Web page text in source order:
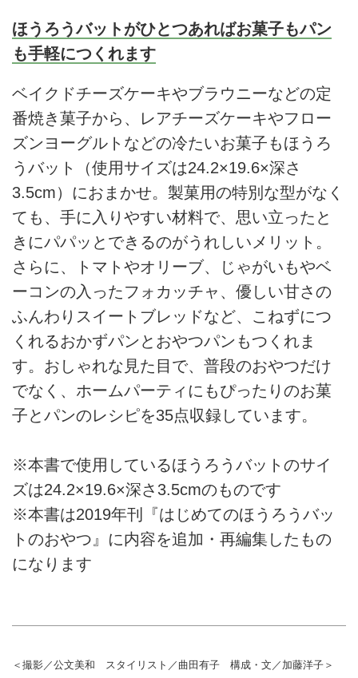
ほうろうバットがひとつあればお菓子もパン
も手軽につくれます
ベイクドチーズケーキやブラウニーなどの定
番焼き菓子から、レアチーズケーキやフロー
ズンヨーグルトなどの冷たいお菓子もほうろ
うバット（使用サイズは24.2×19.6×深さ
3.5cm）におまかせ。製菓用の特別な型がなく
ても、手に入りやすい材料で、思い立ったと
きにパパッとできるのがうれしいメリット。
さらに、トマトやオリーブ、じゃがいもやベ
ーコンの入ったフォカッチャ、優しい甘さの
ふんわりスイートブレッドなど、こねずにつ
くれるおかずパンとおやつパンもつくれま
す。おしゃれな見た目で、普段のおやつだけ
でなく、ホームパーティにもぴったりのお菓
子とパンのレシピを35点収録しています。
※本書で使用しているほうろうバットのサイ
ズは24.2×19.6×深さ3.5cmのものです
※本書は2019年刊『はじめてのほうろうバッ
トのおやつ』に内容を追加・再編集したもの
になります
＜撮影／公文美和 スタイリスト／曲田有子 構成・文／加藤洋子＞